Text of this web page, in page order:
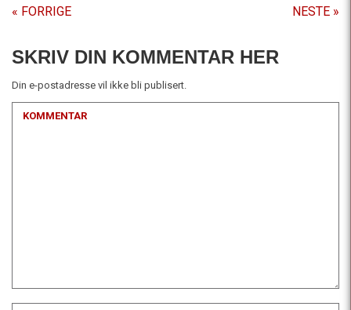
« FORRIGE NESTE »
SKRIV DIN KOMMENTAR HER
Din e-postadresse vil ikke bli publisert.
KOMMENTAR